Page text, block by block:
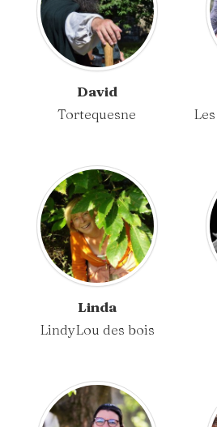
David
Tortequesne
Linda
LindyLou des bois